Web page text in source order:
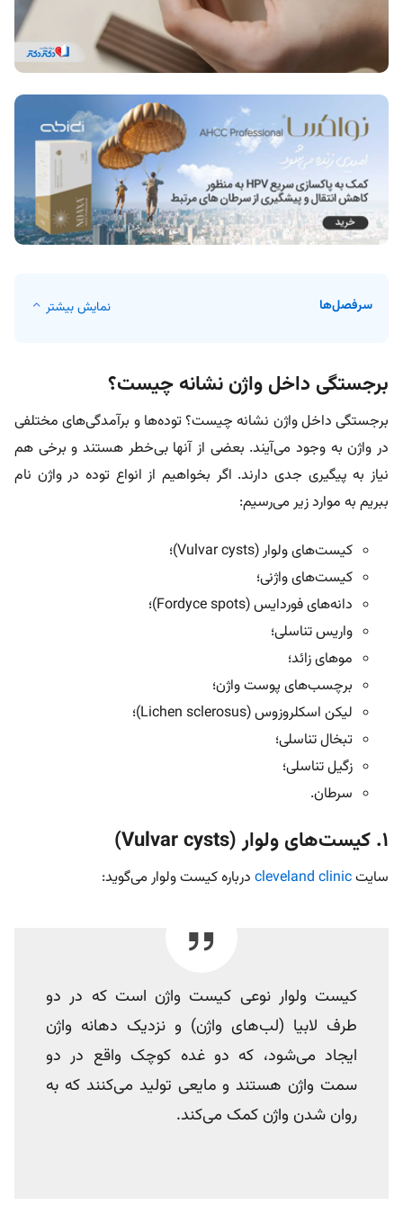
سرفصل‌ها نمایش بیشتر
برجستگی داخل واژن نشانه چیست؟
برجستگی داخل واژن نشانه چیست؟توده‌ها و برآمدگی‌های مختلفی
در واژن به وجود می‌آیند. بعضی از آنها بی‌خطر هستند و برخی هم
نیاز به پیگیری جدی دارند. اگر بخواهیم از انواع توده در واژن نام
ببریم به موارد زیر می‌رسیم:
کیست‌های ولوار (Vulvar cysts)؛
کیست‌های واژنی؛
دانه‌های فوردایس (Fordyce spots)؛
واریس تناسلی؛
موهای زائد؛
برچسب‌های پوست واژن؛
لیکن اسکلروزوس (Lichen sclerosus)؛
تبخال تناسلی؛
زگیل تناسلی؛
سرطان.
۱. کیست‌های ولوار (Vulvar cysts)
سایتcleveland clinic درباره کیست ولوار می‌گوید:
کیست ولوار نوعی کیست واژن است که در دو
طرف لابیا (لب‌های واژن) و نزدیک دهانه واژن
ایجاد می‌شود، که دو غده کوچک واقع در دو
سمت واژن هستند و مایعی تولید می‌کنند که به
روان شدن واژن کمک می‌کند.